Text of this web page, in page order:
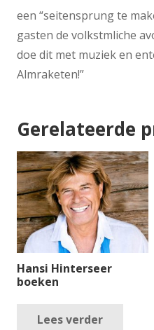
een “seitensprung te
gasten de volkstmliche
doe dit met muziek en
Almraketen!”
Gerelateerde
Hansi Hinterseer
boeken
Lees verder